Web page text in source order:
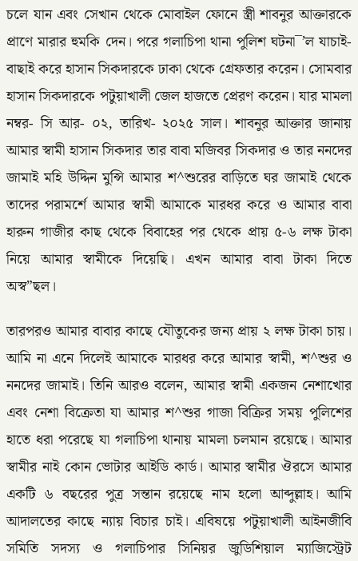
চলে যান এবং সেখান থেকে মোবাইল ফোনে স্ত্রী শাবনুর আক্তারকে
প্রাণে মারার হুমকি দেন। পরে গলাচিপা থানা পুলিশ ঘটনা¯’ল যাচাই-
বাছাই করে হাসান সিকদারকে ঢাকা থেকে গ্রেফতার করেন। সোমবার
হাসান সিকদারকে পটুয়াখালী জেল হাজতে প্রেরণ করেন। যার মামলা
নম্বর- সি আর- ০২, তারিখ- ২০২৫ সাল। শাবনুর আক্তার জানায়
আমার স্বামী হাসান সিকদার তার বাবা মজিবর সিকদার ও তার ননদের
জামাই মহি উদ্দিন মুন্সি আমার শ^শুরের বাড়িতে ঘর জামাই থেকে
তাদের পরামর্শে আমার স্বামী আমাকে মারধর করে ও আমার বাবা
হারুন গাজীর কাছ থেকে বিবাহের পর থেকে প্রায় ৫-৬ লক্ষ টাকা
নিয়ে আমার স্বামীকে দিয়েছি। এখন আমার বাবা টাকা দিতে
অস্ব”ছল।
তারপরও আমার বাবার কাছে যৌতুকের জন্য প্রায় ২ লক্ষ টাকা চায়।
আমি না এনে দিলেই আমাকে মারধর করে আমার স্বামী, শ^শুর ও
ননদের জামাই। তিনি আরও বলেন, আমার স্বামী একজন নেশাখোর
এবং নেশা বিক্রেতা যা আমার শ^শুর গাজা বিক্রির সময় পুলিশের
হাতে ধরা পরেছে যা গলাচিপা থানায় মামলা চলমান রয়েছে। আমার
স্বামীর নাই কোন ভোটার আইডি কার্ড। আমার স্বামীর ঔরসে আমার
একটি ৬ বছরের পুত্র সন্তান রয়েছে নাম হলো আব্দুল্লাহ। আমি
আদালতের কাছে ন্যায় বিচার চাই। এবিষয়ে পটুয়াখালী আইনজীবি
সমিতি সদস্য ও গলাচিপার সিনিয়র জুডিশিয়াল ম্যাজিস্ট্রেট